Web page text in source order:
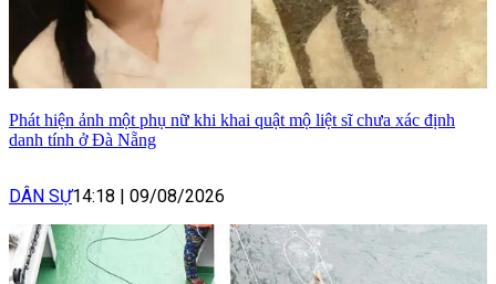
Phát hiện ảnh một phụ nữ khi khai quật mộ liệt sĩ chưa xác định
danh tính ở Đà Nẵng
DÂN SỰ14:18 09/08/2026